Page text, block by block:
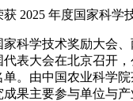
2025 年度国家科学
家科学技术奖励大会
表大会在北京召开
。由中国农业科学
果主要参与单位与产